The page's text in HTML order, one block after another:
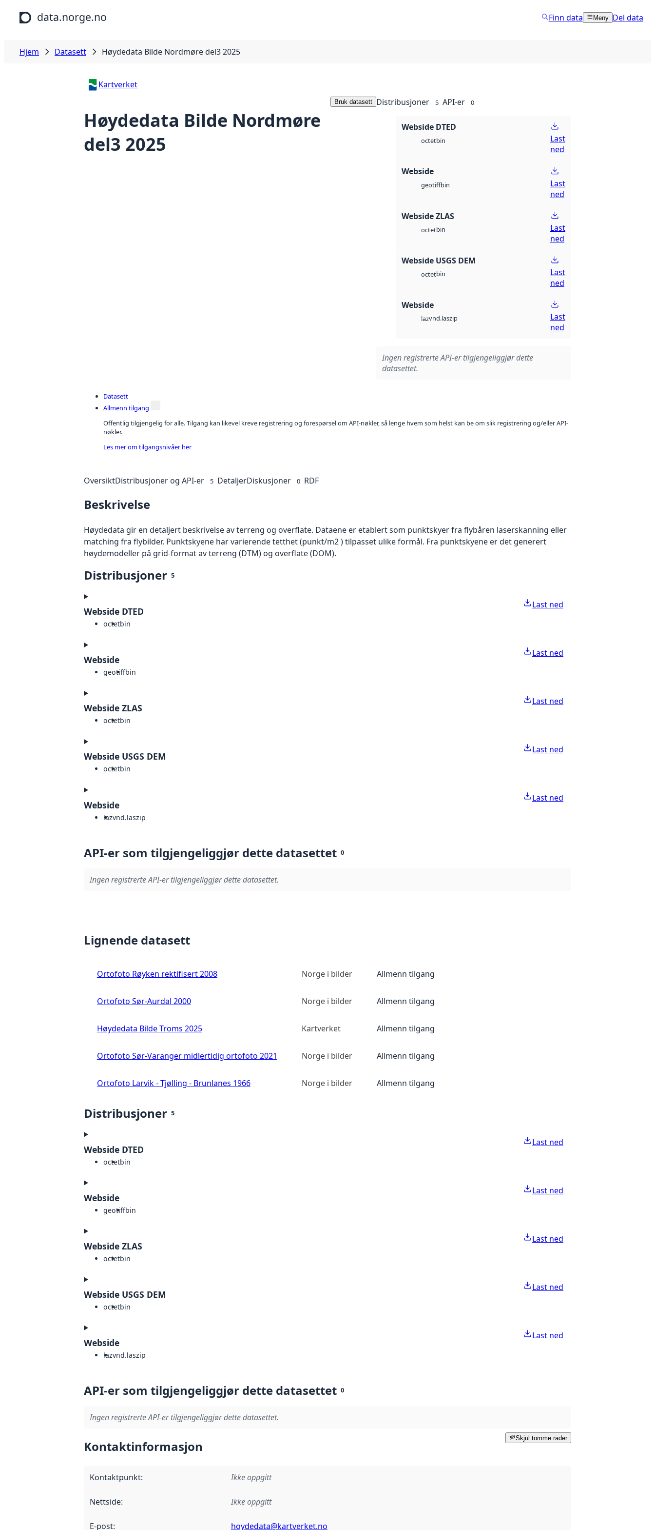
Hopp til hovedinnhold
data.norge.no Finn data Meny Del data
Hjem Datasett Høydedata Bilde Nordmøre del3 2025
Kartverket
Høydedata Bilde Nordmøre
del3 2025
Bruk datasett Distribusjoner 5 API-er 0
Webside DTED
octetbin
Last
ned
Webside
geotiffbin
Last
ned
Webside ZLAS
octetbin
Last
ned
Webside USGS DEM
octetbin
Last
ned
Webside
lazvnd.laszip
Last
ned
Ingen registrerte API-er tilgjengeliggjør dette
datasettet.
Datasett
Allmenn tilgang
Offentlig tilgjengelig for alle. Tilgang kan likevel kreve registrering og forespørsel om API-nøkler, så lenge hvem som helst kan be om slik registrering og/eller API-
nøkler.
Les mer om tilgangsnivåer her
OversiktDistribusjoner og API-er 5 DetaljerDiskusjoner 0 RDF
Beskrivelse
Høydedata gir en detaljert beskrivelse av terreng og overflate. Dataene er etablert som punktskyer fra flybåren laserskanning eller
matching fra flybilder. Punktskyene har varierende tetthet (punkt/m2 ) tilpasset ulike formål. Fra punktskyene er det generert
høydemodeller på grid-format av terreng (DTM) og overflate (DOM).
Distribusjoner 5
Webside DTED
octetbin
Last ned
Webside
geotiffbin
Last ned
Webside ZLAS
octetbin
Last ned
Webside USGS DEM
octetbin
Last ned
Webside
lazvnd.laszip
Last ned
API-er som tilgjengeliggjør dette datasettet 0
Ingen registrerte API-er tilgjengeliggjør dette datasettet.
Lignende datasett
Ortofoto Røyken rektifisert 2008 Norge i bilder Allmenn tilgang
Ortofoto Sør-Aurdal 2000 Norge i bilder Allmenn tilgang
Høydedata Bilde Troms 2025 Kartverket Allmenn tilgang
Ortofoto Sør-Varanger midlertidig ortofoto 2021 Norge i bilder Allmenn tilgang
Ortofoto Larvik - Tjølling - Brunlanes 1966 Norge i bilder Allmenn tilgang
Distribusjoner 5
Webside DTED
octetbin
Last ned
Webside
geotiffbin
Last ned
Webside ZLAS
octetbin
Last ned
Webside USGS DEM
octetbin
Last ned
Webside
lazvnd.laszip
Last ned
API-er som tilgjengeliggjør dette datasettet 0
Ingen registrerte API-er tilgjengeliggjør dette datasettet.
Skjul tomme rader
Kontaktinformasjon
Kontaktpunkt: Ikke oppgitt
Nettside: Ikke oppgitt
E-post: hoydedata@kartverket.no